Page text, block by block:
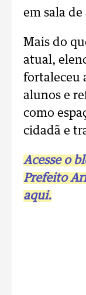
em sala
Mais do
atual,
fortaleceu
alunos e
como
cidadã e
Acesse o
Prefeito
aqui.